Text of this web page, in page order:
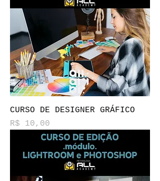
CURSO DE DESIGNER GRÁFICO
Preço
R$ 10,00